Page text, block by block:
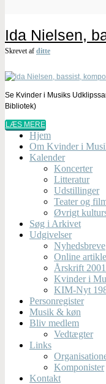
Ida Nielsen,
Skrevet af ditte
Se Kvinder i Musiks
Bibliotek)
LÆS MERE
Hjem
Om Kvinder i
Kalender
Koncerter
Litteratur
Udstillinger
Teater og
Øvrigt
Søg i Arkivet
Udgivelser
Nyhedsbreve
Online
Årskrift
Kvinder i
KIM-Nyt
Personregister
Musik & køn
Bliv medlem
Vedtægter
Links
Komponister
Kontakt